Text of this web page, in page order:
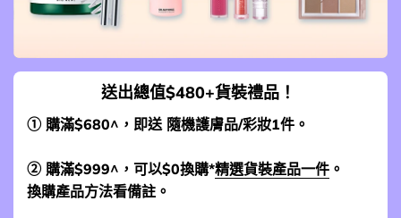
送出總值$480+貨裝禮品！
① 購滿$680^，即送 隨機護膚品/彩妝1件。
② 購滿$999^，可以$0換購*精選貨裝產品一件 。
換購產品方法看備註。